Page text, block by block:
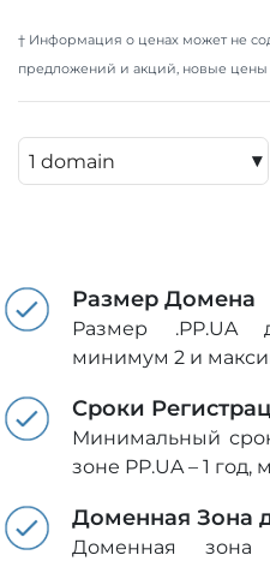
† Информация о ценах может не
предложений и акций, новые цены
▾
Размер Домена
Размер .PP.UA
минимум 2 и
Сроки
Минимальный
зоне PP.UA – 1 год,
Доменная Зона
Доменная